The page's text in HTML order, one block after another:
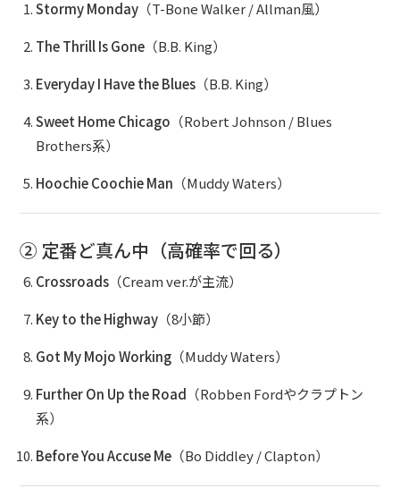
初心者POPS
Stormy Monday （T-Bone Walker / Allman風）
The Thrill Is Gone （B.B. King）
Everyday I Have the Blues （B.B. King）
Sweet Home Chicago （Robert Johnson / Blues
Brothers系）
Hoochie Coochie Man （Muddy Waters）
② 定番ど真ん中（高確率で回る）
Crossroads （Cream ver.が主流）
Key to the Highway （8小節）
Got My Mojo Working （Muddy Waters）
Further On Up the Road （Robben Fordやクラプトン
系）
Before You Accuse Me （Bo Diddley / Clapton）